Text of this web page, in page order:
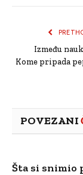
Između
Kome pripada
POVEZANI
Šta si snimio